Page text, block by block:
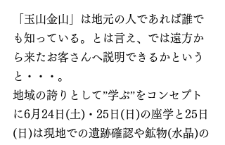
「玉山金山」は地元の人であれば誰で
も知っている。とは言え、では遠方か
ら来たお客さんへ説明できるかという
と・・・。
地域の誇りとして”学ぶ”をコンセプト
に6月24日(土)・25日(日)の座学と25日
(日)は現地での遺跡確認や鉱物(水晶)の